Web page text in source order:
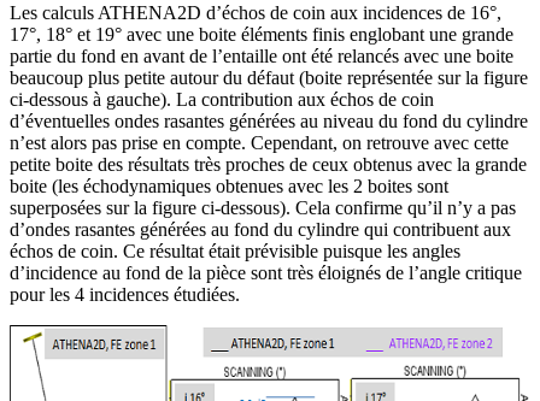
Les calculs ATHENA2D d’échos de coin aux incidences de 16°,
17°, 18° et 19° avec une boite éléments finis englobant une grande
partie du fond en avant de l’entaille ont été relancés avec une boite
beaucoup plus petite autour du défaut (boite représentée sur la figure
ci-dessous à gauche). La contribution aux échos de coin
d’éventuelles ondes rasantes générées au niveau du fond du cylindre
n’est alors pas prise en compte. Cependant, on retrouve avec cette
petite boite des résultats très proches de ceux obtenus avec la grande
boite (les échodynamiques obtenues avec les 2 boites sont
superposées sur la figure ci-dessous). Cela confirme qu’il n’y a pas
d’ondes rasantes générées au fond du cylindre qui contribuent aux
échos de coin. Ce résultat était prévisible puisque les angles
d’incidence au fond de la pièce sont très éloignés de l’angle critique
pour les 4 incidences étudiées.